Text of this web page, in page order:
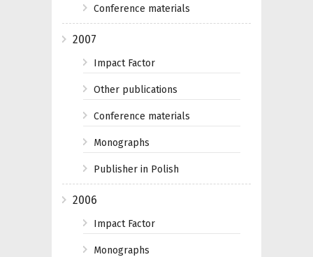
Conference materials
2007
Impact Factor
Other publications
Conference materials
Monographs
Publisher in Polish
2006
Impact Factor
Monographs